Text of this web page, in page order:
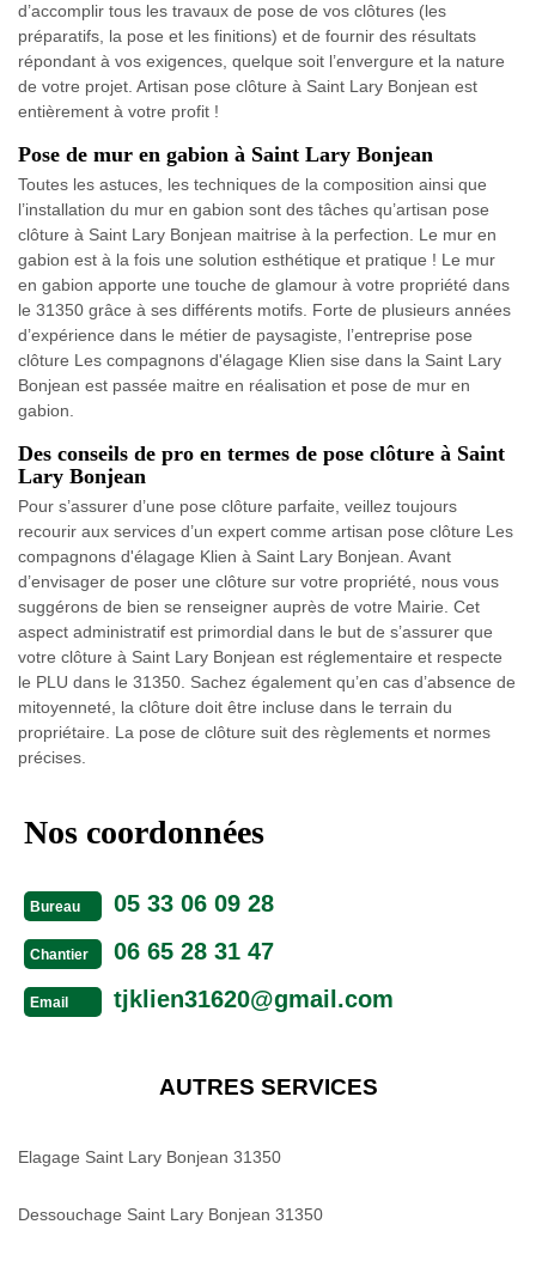
d’accomplir tous les travaux de pose de vos clôtures (les
préparatifs, la pose et les finitions) et de fournir des résultats
répondant à vos exigences, quelque soit l’envergure et la nature
de votre projet. Artisan pose clôture à Saint Lary Bonjean est
entièrement à votre profit !
Pose de mur en gabion à Saint Lary Bonjean
Toutes les astuces, les techniques de la composition ainsi que
l’installation du mur en gabion sont des tâches qu’artisan pose
clôture à Saint Lary Bonjean maitrise à la perfection. Le mur en
gabion est à la fois une solution esthétique et pratique ! Le mur
en gabion apporte une touche de glamour à votre propriété dans
le 31350 grâce à ses différents motifs. Forte de plusieurs années
d’expérience dans le métier de paysagiste, l’entreprise pose
clôture Les compagnons d'élagage Klien sise dans la Saint Lary
Bonjean est passée maitre en réalisation et pose de mur en
gabion.
Des conseils de pro en termes de pose clôture à Saint
Lary Bonjean
Pour s’assurer d’une pose clôture parfaite, veillez toujours
recourir aux services d’un expert comme artisan pose clôture Les
compagnons d'élagage Klien à Saint Lary Bonjean. Avant
d’envisager de poser une clôture sur votre propriété, nous vous
suggérons de bien se renseigner auprès de votre Mairie. Cet
aspect administratif est primordial dans le but de s’assurer que
votre clôture à Saint Lary Bonjean est réglementaire et respecte
le PLU dans le 31350. Sachez également qu’en cas d’absence de
mitoyenneté, la clôture doit être incluse dans le terrain du
propriétaire. La pose de clôture suit des règlements et normes
précises.
Nos coordonnées
Bureau 05 33 06 09 28
Chantier 06 65 28 31 47
Email tjklien31620@gmail.com
AUTRES SERVICES
Elagage Saint Lary Bonjean 31350
Dessouchage Saint Lary Bonjean 31350